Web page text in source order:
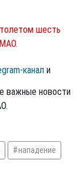
шесть
канал и
важные новости
нападение